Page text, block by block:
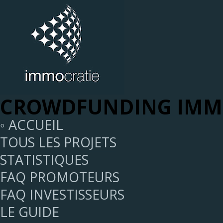
CROWDFUNDING
◦ ACCUEIL
TOUS LES PROJETS
STATISTIQUES
FAQ PROMOTEURS
FAQ INVESTISSEURS
LE GUIDE